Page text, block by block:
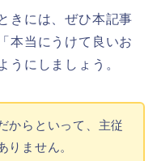
きには、ぜひ本記事
本当にうけて良いお
うにしましょう。
からといって、主従
りません。